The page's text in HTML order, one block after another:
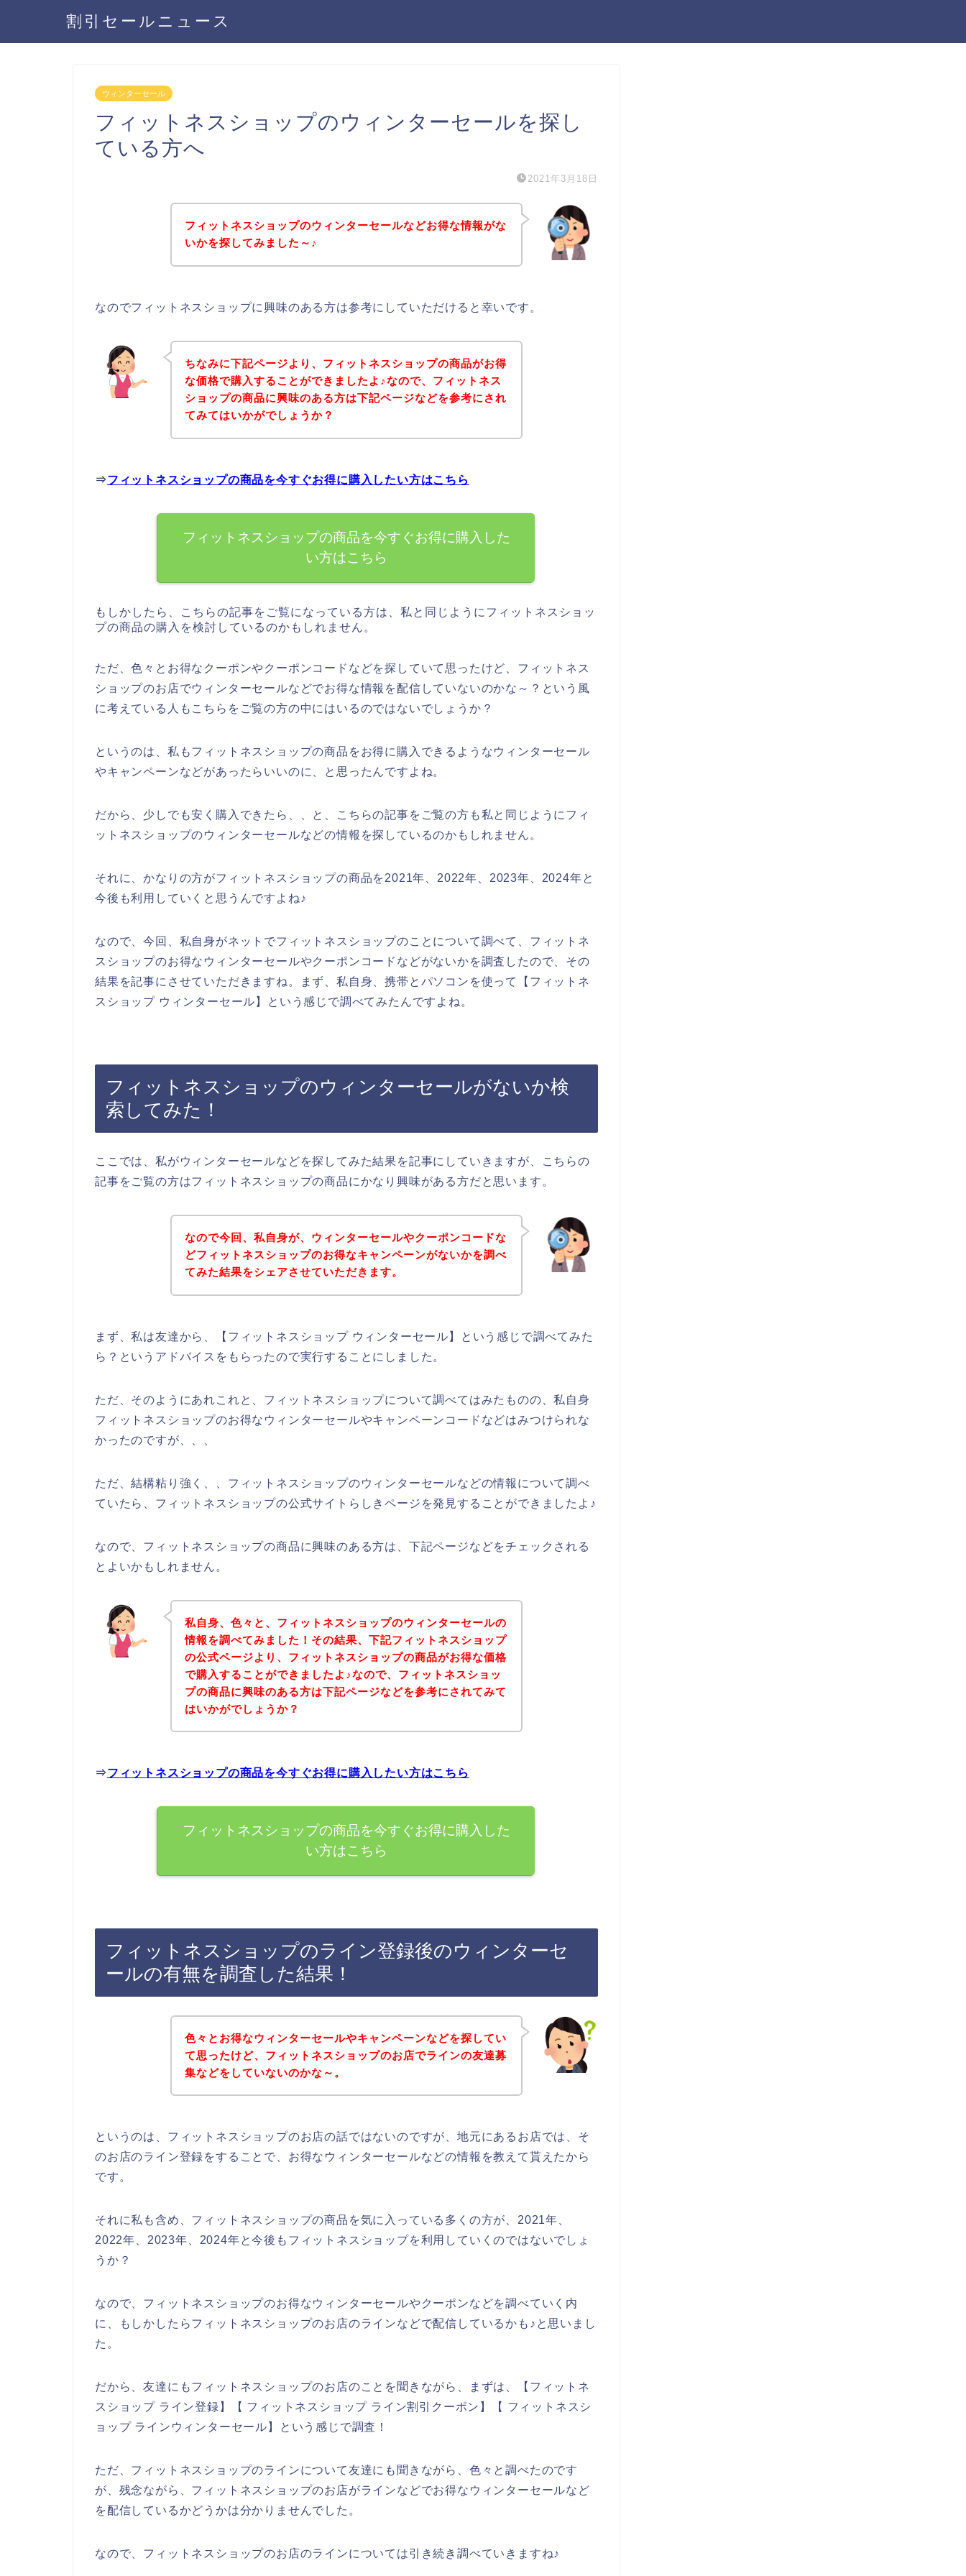
割引セールニュース
ウィンターセール
フィットネスショップのウィンターセールを探し
ている方へ
2021年3月18日
フィットネスショップのウィンターセールなどお得な情報がな
いかを探してみました～♪
なのでフィットネスショップに興味のある方は参考にしていただけると幸いです。
ちなみに下記ページより、フィットネスショップの商品がお得
な価格で購入することができましたよ♪なので、フィットネス
ショップの商品に興味のある方は下記ページなどを参考にされ
てみてはいかがでしょうか？
⇒フィットネスショップの商品を今すぐお得に購入したい方はこちら
フィットネスショップの商品を今すぐお得に購入した
い方はこちら
もしかしたら、こちらの記事をご覧になっている方は、私と同じようにフィットネスショッ
プの商品の購入を検討しているのかもしれません。
ただ、色々とお得なクーポンやクーポンコードなどを探していて思ったけど、フィットネス
ショップのお店でウィンターセールなどでお得な情報を配信していないのかな～？という風
に考えている人もこちらをご覧の方の中にはいるのではないでしょうか？
というのは、私もフィットネスショップの商品をお得に購入できるようなウィンターセール
やキャンペーンなどがあったらいいのに、と思ったんですよね。
だから、少しでも安く購入できたら、、と、こちらの記事をご覧の方も私と同じようにフィ
ットネスショップのウィンターセールなどの情報を探しているのかもしれません。
それに、かなりの方がフィットネスショップの商品を2021年、2022年、2023年、2024年と
今後も利用していくと思うんですよね♪
なので、今回、私自身がネットでフィットネスショップのことについて調べて、フィットネ
スショップのお得なウィンターセールやクーポンコードなどがないかを調査したので、その
結果を記事にさせていただきますね。まず、私自身、携帯とパソコンを使って【フィットネ
スショップ ウィンターセール】という感じで調べてみたんですよね。
フィットネスショップのウィンターセールがないか検
索してみた！
ここでは、私がウィンターセールなどを探してみた結果を記事にしていきますが、こちらの
記事をご覧の方はフィットネスショップの商品にかなり興味がある方だと思います。
なので今回、私自身が、ウィンターセールやクーポンコードな
どフィットネスショップのお得なキャンペーンがないかを調べ
てみた結果をシェアさせていただきます。
まず、私は友達から、【フィットネスショップ ウィンターセール】という感じで調べてみた
ら？というアドバイスをもらったので実行することにしました。
ただ、そのようにあれこれと、フィットネスショップについて調べてはみたものの、私自身
フィットネスショップのお得なウィンターセールやキャンペーンコードなどはみつけられな
かったのですが、、、
ただ、結構粘り強く、、フィットネスショップのウィンターセールなどの情報について調べ
ていたら、フィットネスショップの公式サイトらしきページを発見することができましたよ♪
なので、フィットネスショップの商品に興味のある方は、下記ページなどをチェックされる
とよいかもしれません。
私自身、色々と、フィットネスショップのウィンターセールの
情報を調べてみました！その結果、下記フィットネスショップ
の公式ページより、フィットネスショップの商品がお得な価格
で購入することができましたよ♪なので、フィットネスショッ
プの商品に興味のある方は下記ページなどを参考にされてみて
はいかがでしょうか？
⇒フィットネスショップの商品を今すぐお得に購入したい方はこちら
フィットネスショップの商品を今すぐお得に購入した
い方はこちら
フィットネスショップのライン登録後のウィンターセ
ールの有無を調査した結果！
色々とお得なウィンターセールやキャンペーンなどを探してい
て思ったけど、フィットネスショップのお店でラインの友達募
集などをしていないのかな～。
というのは、フィットネスショップのお店の話ではないのですが、地元にあるお店では、そ
のお店のライン登録をすることで、お得なウィンターセールなどの情報を教えて貰えたから
です。
それに私も含め、フィットネスショップの商品を気に入っている多くの方が、2021年、
2022年、2023年、2024年と今後もフィットネスショップを利用していくのではないでしょ
うか？
なので、フィットネスショップのお得なウィンターセールやクーポンなどを調べていく内
に、もしかしたらフィットネスショップのお店のラインなどで配信しているかも♪と思いまし
た。
だから、友達にもフィットネスショップのお店のことを聞きながら、まずは、【フィットネ
スショップ ライン登録】【 フィットネスショップ ライン割引クーポン】【 フィットネスシ
ョップ ラインウィンターセール】という感じで調査！
ただ、フィットネスショップのラインについて友達にも聞きながら、色々と調べたのです
が、残念ながら、フィットネスショップのお店がラインなどでお得なウィンターセールなど
を配信しているかどうかは分かりませんでした。
なので、フィットネスショップのお店のラインについては引き続き調べていきますね♪